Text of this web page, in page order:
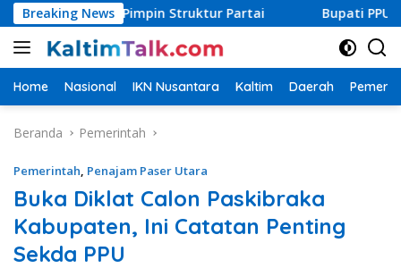
Langsung
ke
konten
Breaking News
Pimpin Struktur Partai Bupati PPU Targetkan
Home Nasional IKN Nusantara Kaltim Daerah
Beranda Pemerintah
Pemerintah, Penajam Paser Utara
Buka Diklat Calon Paskibraka
Kabupaten, Ini Catatan Penting
Sekda PPU